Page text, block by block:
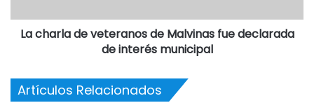
La charla de veteranos de Malvinas fue declarada
de interés municipal
Artículos Relacionados